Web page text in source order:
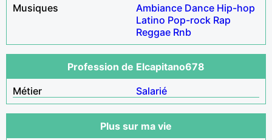
Musiques
Ambiance Dance Hip-hop
Latino Pop-rock Rap
Reggae Rnb
Profession de Elcapitano678
Métier
Salarié
Plus sur ma vie